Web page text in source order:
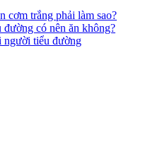
cơm trắng phải làm sao?
có nên ăn không?
người tiểu đường